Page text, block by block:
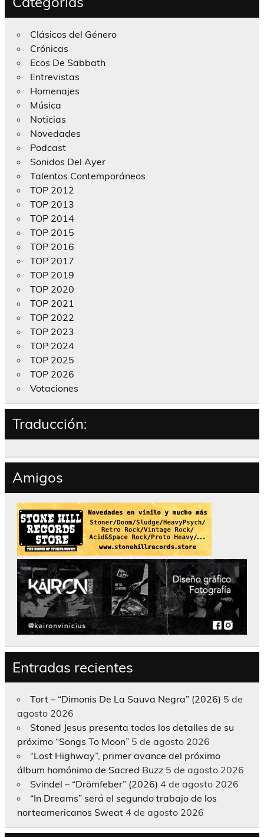
Clásicos del Género
Crónicas
Ecos De Sabbath
Entrevistas
Homenajes
Música
Noticias
Novedades
Podcast
Sonidos Del Ayer
Talentos Contemporáneos
TOP 2012
TOP 2013
TOP 2014
TOP 2015
TOP 2016
TOP 2017
TOP 2019
TOP 2020
TOP 2021
TOP 2022
TOP 2023
TOP 2024
TOP 2025
TOP 2026
Votaciones
Traducción:
Amigos
Entradas recientes
Tort – “Dimonis De La Sauva Negra” (2026) 5 de
agosto 2026
Stoned Jesus presenta todos los detalles de su
próximo “Songs To Moon” 5 de agosto 2026
“Lost Highway”, primer avance del próximo
álbum homónimo de Sacred Buzz 5 de agosto 2026
Svindel – “Drömfeber” (2026) 4 de agosto 2026
“In Dreams” será el segundo trabajo de los
norteamericanos Sweat 4 de agosto 2026